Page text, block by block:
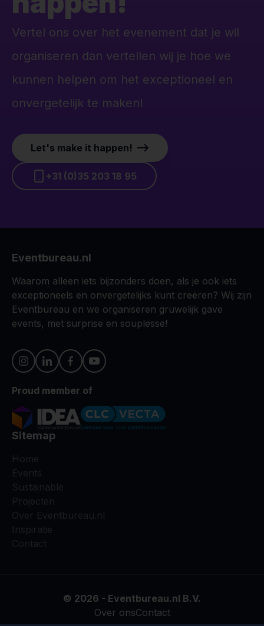
Vertel ons over het evenement dat je wil
organiseren dan vertellen wij je hoe we
kunnen helpen om het exceptioneel en
onvergetelijk te maken!
Let's make it happen!
+31 (0)35 203 18 95
Eventbureau.nl
Waarom alleen iets bijzonders doen, als je ook iets
exceptioneels en onvergetelijks kunt creëren? Wij zijn
Eventbureau en we organiseren gruwelijk gave
events, met surprise en souplesse!
Proud member of
Sitemap
Home
Events
Sustainable
Projecten
Over Eventbureau.nl
Inspiratie
Contact
© 2026 - Eventbureau.nl B.V.
Over onsContact